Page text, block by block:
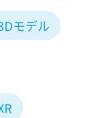
モデル